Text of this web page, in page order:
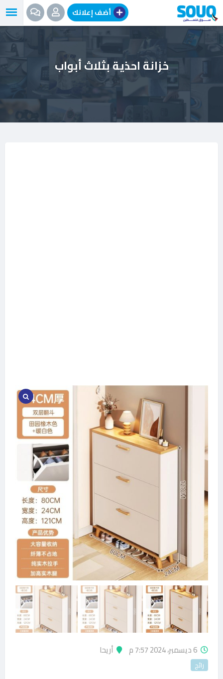
انتقل
إلى
المحتوى
أضف إعلانك
خزانة احذية بثلاث أبواب
6 ديسمبر، 2024 7:57 م أريحا
رائج